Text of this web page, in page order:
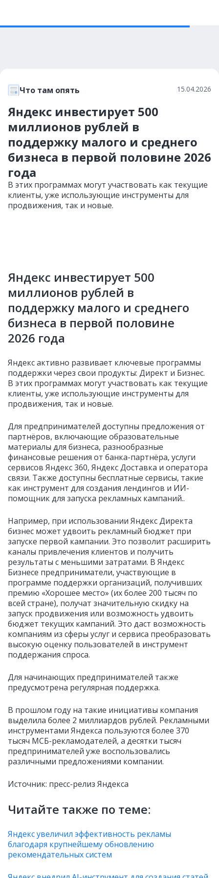
Что там опять 15.04.2026
Яндекс инвестирует 500
миллионов рублей в
поддержку малого и среднего
бизнеса в первой половине 2026
года
В этих программах могут участвовать как текущие
клиенты, уже использующие инструменты для
продвижения, так и новые.
Яндекс инвестирует 500
миллионов рублей в
поддержку малого и среднего
бизнеса в первой половине
2026 года
Яндекс активно развивает ключевые программы
поддержки через свои продукты: Директ и Бизнес.
В этих программах могут участвовать как текущие
клиенты, уже использующие инструменты для
продвижения, так и новые.
Для предпринимателей доступны предложения от
партнёров, включающие образовательные
материалы для бизнеса, разнообразные
финансовые решения от банка-партнёра, услуги
сервисов Яндекс 360, Яндекс Доставка и оператора
связи. Также доступны бесплатные сервисы, такие
как инструмент для создания лендингов и ИИ-
помощник для запуска рекламных кампаний..
Например, при использовании Яндекс Директа
бизнес может удвоить рекламный бюджет при
запуске первой кампании. Это позволит расширить
каналы привлечения клиентов и получить
результаты с меньшими затратами. В Яндекс
Бизнесе предприниматели, участвующие в
программе поддержки организаций, получивших
премию «Хорошее место» (их более 200 тысяч по
всей стране), получат значительную скидку на
запуск продвижения или возможность удвоить
бюджет текущих кампаний. Это даст возможность
компаниям из сферы услуг и сервиса преобразовать
высокую оценку пользователей в инструмент
поддержания спроса.
Для начинающих предпринимателей также
предусмотрена регулярная поддержка.
В прошлом году на такие инициативы компания
выделила более 2 миллиардов рублей. Рекламными
инструментами Яндекса пользуются более 370
тысяч МСБ-рекламодателей, а десятки тысяч
предпринимателей уже воспользовались
различными предложениями компании.
Источник: пресс-релиз Яндекса
Читайте также по теме:
Яндекс увеличил эффективность рекламы
благодаря крупнейшему обновлению
рекомендательных систем